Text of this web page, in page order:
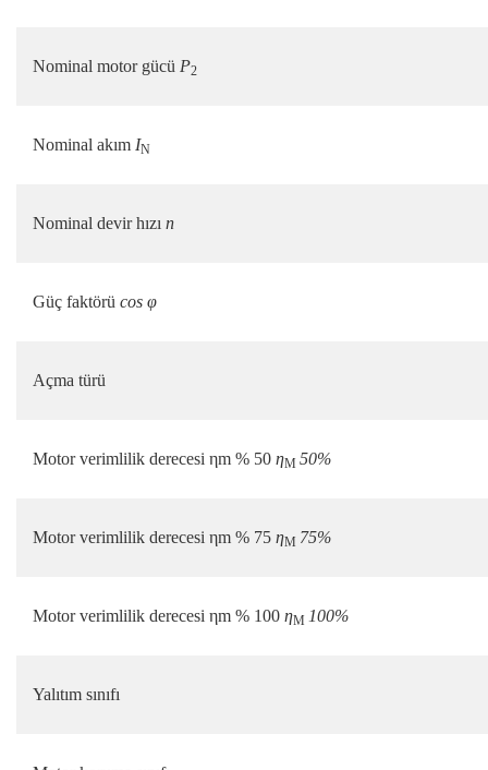
Nominal motor gücü P2
Nominal akım IN
Nominal devir hızı n
Güç faktörü cos φ
Açma türü
Motor verimlilik derecesi ηm % 50 ηM 50%
Motor verimlilik derecesi ηm % 75 ηM 75%
Motor verimlilik derecesi ηm % 100 ηM 100%
Yalıtım sınıfı